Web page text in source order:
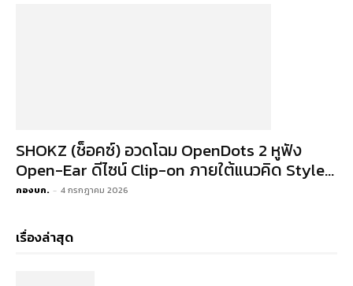
SHOKZ (ช็อคซ์) อวดโฉม OpenDots 2 หูฟัง
Open-Ear ดีไซน์ Clip-on ภายใต้แนวคิด Style...
กองบก. - 4 กรกฎาคม 2026
เรื่องล่าสุด